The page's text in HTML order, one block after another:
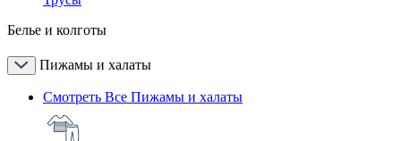
Белье и колготы
Пижамы и халаты
Смотреть Все Пижамы и халаты